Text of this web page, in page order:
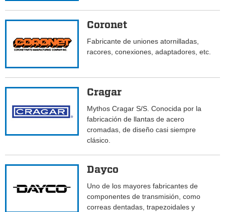
Coronet
Fabricante de uniones atornilladas,
racores, conexiones, adaptadores, etc.
Cragar
Mythos Cragar S/S. Conocida por la
fabricación de llantas de acero
cromadas, de diseño casi siempre
clásico.
Dayco
Uno de los mayores fabricantes de
componentes de transmisión, como
correas dentadas, trapezoidales y